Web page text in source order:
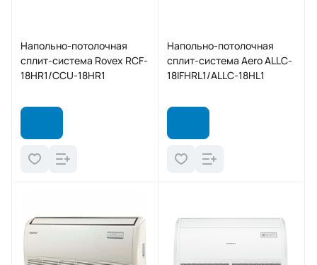
Напольно-потолочная
сплит-система Rovex RCF-
18HR1/CCU-18HR1
Напольно-потолочная
сплит-система Aero ALLC-
18IFHRL1/ALLC-18HL1